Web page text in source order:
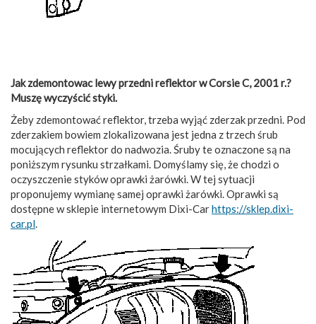
Jak zdemontowac lewy przedni reflektor w Corsie C, 2001 r.?
Muszę wyczyścić styki.
Żeby zdemontować reflektor, trzeba wyjąć zderzak przedni. Pod
zderzakiem bowiem zlokalizowana jest jedna z trzech śrub
mocujących reflektor do nadwozia. Śruby te oznaczone są na
poniższym rysunku strzałkami. Domyślamy się, że chodzi o
oczyszczenie styków oprawki żarówki. W tej sytuacji
proponujemy wymianę samej oprawki żarówki. Oprawki są
dostępne w sklepie internetowym Dixi-Carhttps://sklep.dixi-
car.pl.